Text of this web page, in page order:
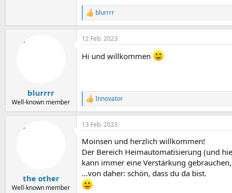
R
e
a
k
i
n
blurrrr
blurrrr
Well-known member
12 Feb. 2023
Hi und willkommen
R
e
a
k
i
o
e
n
:
Innovator
the other
Well-known member
13 Feb. 2023
Moinsen und herzlich willkommen!
Der Bereich Heimautomatisierung (und
kann immer eine Verstärkung
...von daher: schön, dass du da bist.